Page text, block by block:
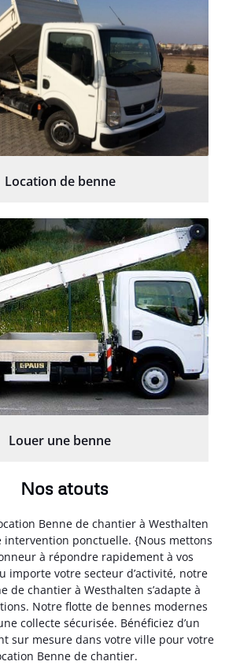
Location de benne
Louer une benne
Nos atouts
Benne de chantier à Westhalten
intervention ponctuelle. {Nous mettons
à répondre rapidement à vos
importe votre secteur d’activité, notre
de chantier à Westhalten s’adapte à
Notre flotte de bennes modernes
collecte sécurisée. Bénéficiez d’un
sur mesure dans votre ville pour votre
Benne de chantier.